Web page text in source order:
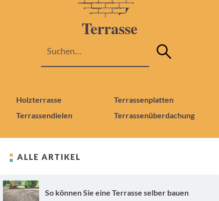
Terrasse
Holzterrasse
Terrassendielen
Terrassenplatten
Terrassenüberdachung
ALLE ARTIKEL
So können Sie eine Terrasse selber bauen